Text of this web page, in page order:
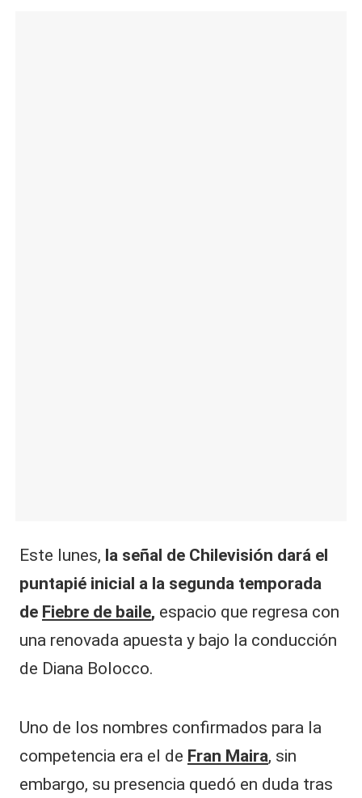
Este lunes, la señal de Chilevisión dará el
puntapié inicial a la segunda temporada
de Fiebre de baile, espacio que regresa con
una renovada apuesta y bajo la conducción
de Diana Bolocco.
Uno de los nombres confirmados para la
competencia era el de Fran Maira, sin
embargo, su presencia quedó en duda tras